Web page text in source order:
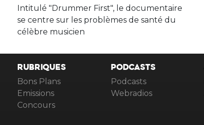
Intitulé "Drummer First", le documentaire
se centre sur les problèmes de santé du
célèbre musicien
RUBRIQUES
Bons Plans
Emissions
Concours
PODCASTS
Podcasts
Webradios